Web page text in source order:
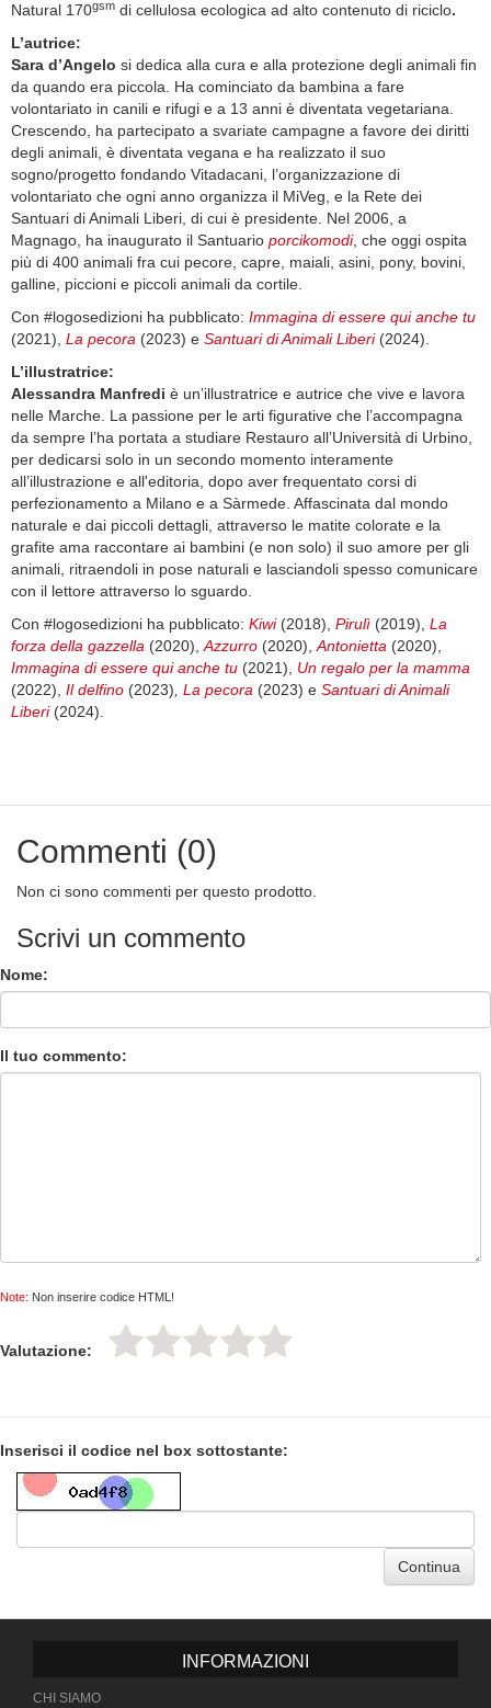
Natural 170gsm di cellulosa ecologica ad alto contenuto di riciclo.
L’autrice:
Sara d’Angelo si dedica alla cura e alla protezione degli animali fin
da quando era piccola. Ha cominciato da bambina a fare
volontariato in canili e rifugi e a 13 anni è diventata vegetariana.
Crescendo, ha partecipato a svariate campagne a favore dei diritti
degli animali, è diventata vegana e ha realizzato il suo
sogno/progetto fondando Vitadacani, l’organizzazione di
volontariato che ogni anno organizza il MiVeg, e la Rete dei
Santuari di Animali Liberi, di cui è presidente. Nel 2006, a
Magnago, ha inaugurato il Santuario porcikomodi, che oggi ospita
più di 400 animali fra cui pecore, capre, maiali, asini, pony, bovini,
galline, piccioni e piccoli animali da cortile.
Con #logosedizioni ha pubblicato: Immagina di essere qui anche tu
(2021), La pecora (2023) e Santuari di Animali Liberi(2024).
L’illustratrice:
Alessandra Manfredi è un’illustratrice e autrice che vive e lavora
nelle Marche. La passione per le arti figurative che l’accompagna
da sempre l’ha portata a studiare Restauro all’Università di Urbino,
per dedicarsi solo in un secondo momento interamente
all’illustrazione e all'editoria, dopo aver frequentato corsi di
perfezionamento a Milano e a Sàrmede. Affascinata dal mondo
naturale e dai piccoli dettagli, attraverso le matite colorate e la
grafite ama raccontare ai bambini (e non solo) il suo amore per gli
animali, ritraendoli in pose naturali e lasciandoli spesso comunicare
con il lettore attraverso lo sguardo.
Con #logosedizioni ha pubblicato: Kiwi (2018), Pirulì (2019), La
forza della gazzella (2020),Azzurro (2020),Antonietta (2020),
Immagina di essere qui anche tu (2021), Un regalo per la mamma
(2022), Il delfino (2023), La pecora (2023) e Santuari di Animali
Liberi(2024).
Commenti (0)
Non ci sono commenti per questo prodotto.
Scrivi un commento
Nome:
Il tuo commento:
Note: Non inserire codice HTML!
Valutazione:
Inserisci il codice nel box sottostante:
Continua
INFORMAZIONI
CHI SIAMO